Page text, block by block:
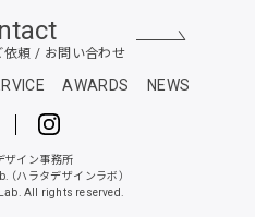
頼 / お問い合わせ
AWARDS NEWS
ザイン事務所
（ハラタデザインラボ）
All rights reserved.